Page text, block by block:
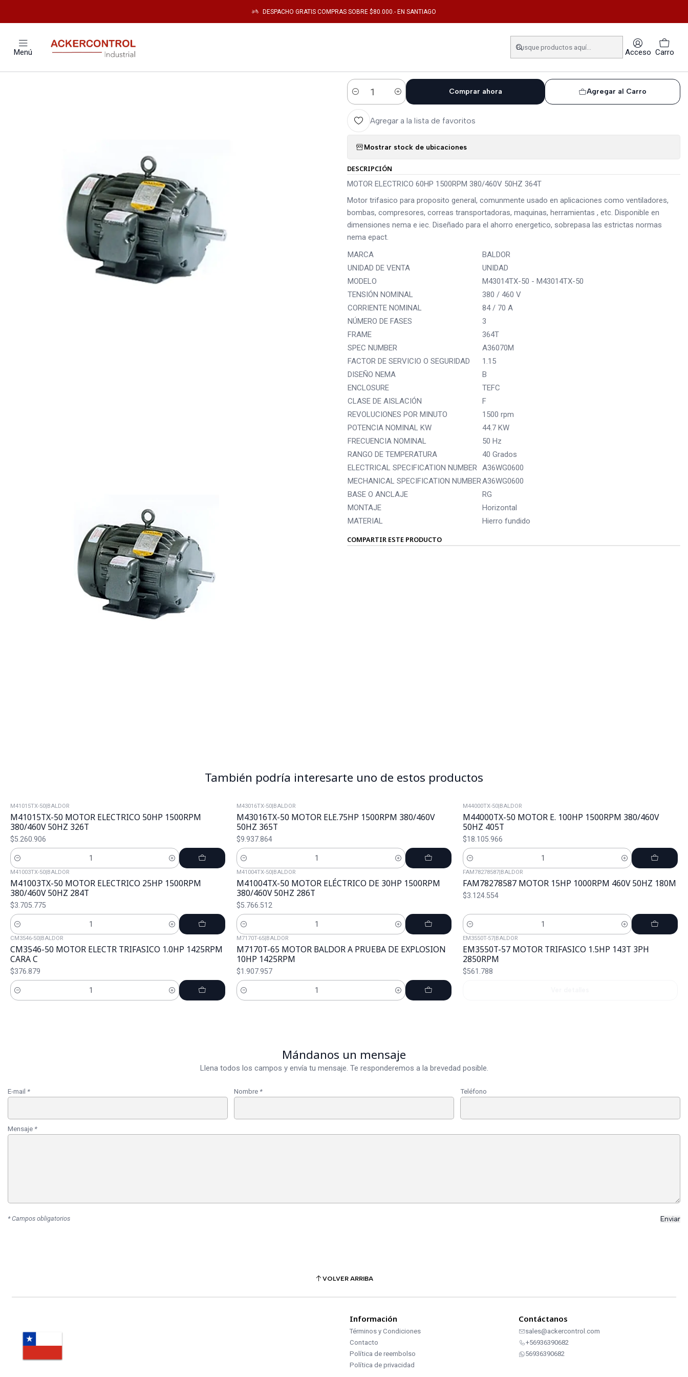
Menú Acceso Carro
DESPACHO GRATIS COMPRAS SOBRE $80.000.- EN SANTIAGO
Electronica de Potencia MOTORES M43014TX-50 MOTOR ELECTRICO 60HP 1500RPM 380/460V 50HZ 364T
M43014TX-50 MOTOR ELECTRICO 60HP
1500RPM 380/460V 50HZ 364T
Cantidad
Agregar al Carro
Comprar ahora
Agregar a la lista de favoritos
Mostrar stock de ubicaciones
DESCRIPCIÓN
MOTOR ELECTRICO 60HP 1500RPM 380/460V 50HZ 364T
Motor trifasico para proposito general, comunmente usado en aplicaciones como ventiladores,
bombas, compresores, correas transportadoras, maquinas, herramientas , etc. Disponible en
dimensiones nema e iec. Diseñado para el ahorro energetico, sobrepasa las estrictas normas
nema epact.
MARCA
BALDOR
UNIDAD DE VENTA
UNIDAD
MODELO
M43014TX-50 - M43014TX-50
TENSIÓN NOMINAL
380 / 460 V
CORRIENTE NOMINAL
84 / 70 A
NÚMERO DE FASES
3
FRAME
364T
SPEC NUMBER
A36070M
FACTOR DE SERVICIO O SEGURIDAD
1.15
DISEÑO NEMA
B
ENCLOSURE
TEFC
CLASE DE AISLACIÓN
F
REVOLUCIONES POR MINUTO
1500 rpm
POTENCIA NOMINAL KW
44.7 KW
FRECUENCIA NOMINAL
50 Hz
RANGO DE TEMPERATURA
40 Grados
ELECTRICAL SPECIFICATION NUMBER A36WG0600
MECHANICAL SPECIFICATION NUMBERA36WG0600
BASE O ANCLAJE
RG
MONTAJE
Horizontal
MATERIAL
Hierro fundido
COMPARTIR ESTE PRODUCTO
También podría interesarte uno de estos productos
M41015TX-50|BALDOR
M41015TX-50 MOTOR ELECTRICO 50HP 1500RPM
380/460V 50HZ 326T
$5.260.906
Cantidad
M43016TX-50|BALDOR
M43016TX-50 MOTOR ELE.75HP 1500RPM 380/460V
50HZ 365T
$9.937.864
Cantidad
M44000TX-50|BALDOR
M44000TX-50 MOTOR E. 100HP 1500RPM 380/460V
50HZ 405T
$18.105.966
Cantidad
M41003TX-50|BALDOR
M41003TX-50 MOTOR ELECTRICO 25HP 1500RPM
380/460V 50HZ 284T
$3.705.775
Cantidad
M41004TX-50|BALDOR
M41004TX-50 MOTOR ELÉCTRICO DE 30HP 1500RPM
380/460V 50HZ 286T
$5.766.512
Cantidad
FAM78278587|BALDOR
FAM78278587 MOTOR 15HP 1000RPM 460V 50HZ 180M
$3.124.554
Cantidad
CM3546-50|BALDOR
CM3546-50 MOTOR ELECTR TRIFASICO 1.0HP 1425RPM
CARA C
$376.879
Cantidad
M7170T-65|BALDOR
M7170T-65 MOTOR BALDOR A PRUEBA DE EXPLOSION
10HP 1425RPM
$1.907.957
Cantidad
EM3550T-57|BALDOR
EM3550T-57 MOTOR TRIFASICO 1.5HP 143T 3PH
2850RPM
$561.788
Mándanos un mensaje
Llena todos los campos y envía tu mensaje. Te responderemos a la brevedad posible.
E-mail * Nombre * Teléfono
Mensaje *
* Campos obligatorios
VOLVER ARRIBA
Información
Términos y Condiciones
Contacto
Política de reembolso
Política de privacidad
Contáctanos
sales@ackercontrol.com
+56936390682
56936390682